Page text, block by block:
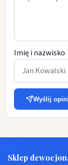
Imię i nazwisko
Wyślij
Sklep